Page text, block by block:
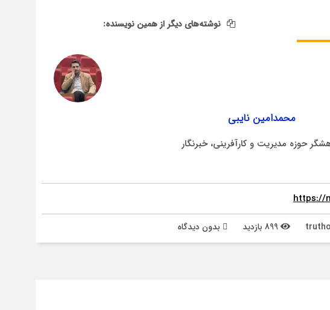
نوشته‌های دیگر از همین نویسنده:
محمدامین نایبی
حوزه مدیریت و کارآفرینی، خبرنگار
https://
بدون دیدگاه